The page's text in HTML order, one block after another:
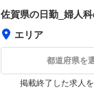
佐賀県の日勤_婦人
エリア
都道府県を
掲載終了した求人